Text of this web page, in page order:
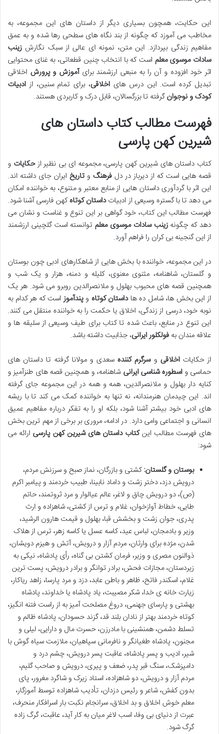
این حکایت، همچون بسیاری دیگر از داستان های این مجموعه، به
مخاطب می آموزد که چگونه از بند نگاه های سطحی رها شده و به عمق
مفاهیم زندگی بپردازد. این متن، نمونه ای عالی از سبک نگارش زینب
سادات موسوی معلم است که با انتخاب چنین قطعاتی، به غنای محتوایی
اثر خود افزوده و آن را به منبعی ارزشمند برایآموزش و پرورش اخلاقی
تبدیل کرده است. این درس های اخلاقی، برای تمام سنین، از ادبیات
کودک و نوجوانگرفته تا بزرگسالان، قابل درک و کاربردی هستند.
فهرست مطالب کتاب داستان های
شیرین کهن پارسی
کتاب داستان های شیرین کهن پارسی، مجموعه ای بی نظیر ازحکایات و
قصه هایی است که از دیرباز در دل فرهنگ و تاریخ ایران جای داشته اند.
این اثر با گردآوری داستان هایی از منابع معتبر و متنوع، به خواننده امکان
می دهد تا با گستره وسیعی از ادبیاتداستان کوتاهکهن فارسی آشنا شود.
فهرست مطالب این کتاب، خود گواهی بر این تنوع و غناست و نشان می
دهد که چگونهزینب سادات موسوی معلم توانسته است گلچینی ارزشمند
از این گنجینه بی کران را فراهم آورد.
در این مجموعه، خواننده با بخش هایی از شاهکارهای ادبی چون بوستان
و گلستان، شاهنامه، مثنوی معنوی، کلیله و دمنه، هزار و یک شب و
همچنین قصه های محبوب بهلول و ملانصرالدین روبرو می شود. هر یک
از این بخش ها، شامل ده هاداستان کوتاه وپندآموزاست که هر کدام به
نوبه خود، درسی از زندگی، اخلاق یا حکمت را به خواننده منتقل می کنند.
این تنوع در منابع، باعث شده تا کتاب برای طیف وسیعی از سلیقه ها و
علاقه مندان به فولکلور ایرانی، جذابیت داشته باشد.
از حکایاتاخلاقی وسرگرم کننده سعدی و مولانا گرفته تا داستان های
حماسی و اسطوره شناسی ایرانی شاهنامه، و همچنین قصه های طنزآمیز و
کنایه دار بهلول و ملانصرالدین، همه و همه در این مجموعه جای گرفته
اند. این چیدمان هنرمندانه، نه تنها به خواننده کمک می کند تا با ریشه
های ادبی خود بیشتر آشنا شود، بلکه او را به تفکر درباره مفاهیم عمیق
انسانی و اجتماعی وامی دارد. در ادامه، مروری بر برخی از مهم ترین بخش
های فهرست مطالب اینکتاب داستان های شیرین کهن پارسی ارائه می
شود:
بوستان و گلستان:کشتی و بازرگان، نماز صبح و سرزنش مردم،
درویش دزد، دختر زشت و داماد نابینا، طبیب خردمند و پیامبر اکرم
(ص)، دو درویش چاق و لاغر، عالم عیالوار و مرد ثروتمند، حاتم
طایی، خطاط آوازخوان، غلام و ترس از کشتی، شاهزاده و ارث
پدری، جوان زشت و بخشش قبا، بهلول و قیمت هارون الرشید،
وزیر و بادمجان، لباس عید، کاسه عسل یا کاسه زهر، ترس از هلاک
شدن، مژده برای وارثان، مردم آزار و درویش، آتش و هیزم دویشان،
ذوالنون مصری و وزیر، فرمان کشتن بی گناه، رأی پادشاه، نیکی به
زیردستان، مجازات فحش، برادر توانگر و برادر درویش، پست ترین
غلام، اسکندر فاتح، ظاهر و باطن عابد، دزد و مرد پارسا، زاهد ریاکار،
زیارت خانه ی خدا، شکر مصیبت، یاد پادشاه یا خداوند، پادشاه
بهشتی و پارسای جهنمی، دروغ مصلحت آمیز به از راست فتنه انگیز،
کوتاه خردمند بهتر از نادان بلند قد، گزند حسودان، پادشاه ظالم و
تسلط دشمن، همنشینی با مادرزن، حسرت مال و دارایی، لیلی و
مجنون، پادشاه طغیانگر و نافرمانی سپاهیان، ملازمت سیاه گوش با
شیر، ادیب و پسر پادشاه، عاقبت پسر درویش، چشم درد و
دامپزشک، سنگ قبر پدر، ضعف و پیری، درویش و صاحب گلیم،
مردم آزار و درویش، دو شاهزاده، استاد زیرک و شاگرد مغرور، پای
بدون کفش، شاعر و رئیس دزدان، تأدیب شاهزاده توسط آموزگار،
معلم خوش اخلاق و بد اخلاق، سرانجام نکبت بار اسرافکار منحرف،
عبرت از دنیای بی وفا، اسب لاغر میان به کار آید، عاقبت، گرگ زاده
گرگ شود.